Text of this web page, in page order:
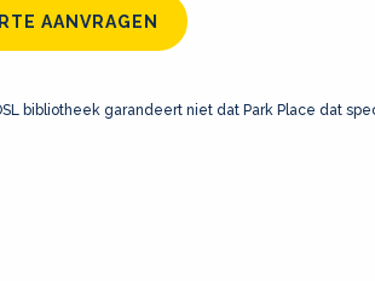
AANVRAGEN
bibliotheek garandeert niet dat Park Place dat